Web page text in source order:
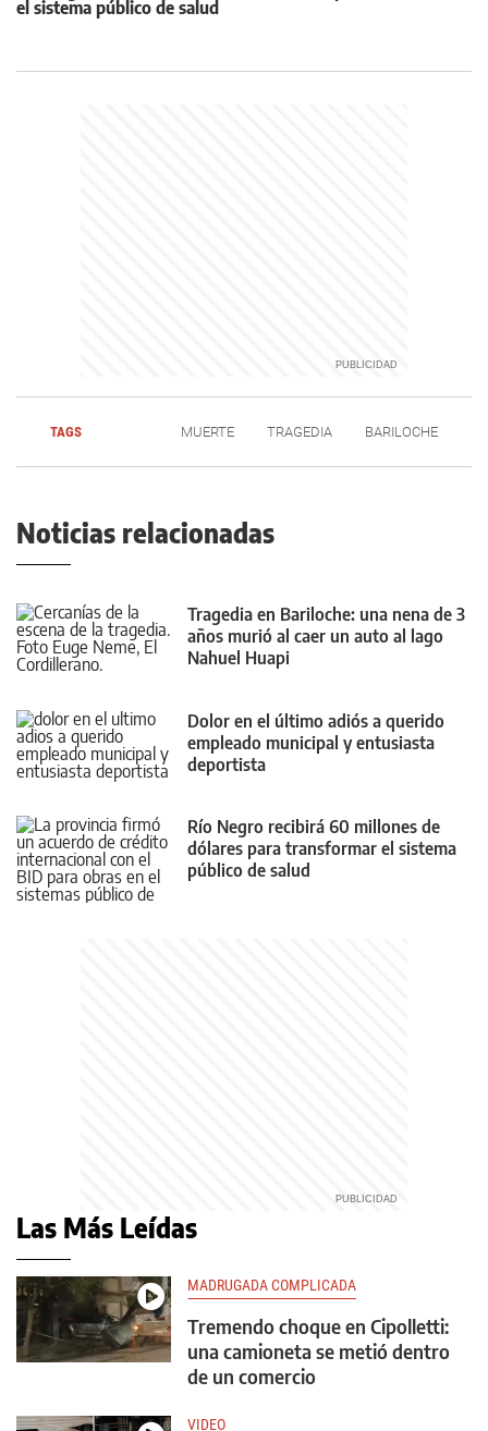
el sistema público de salud
TAGS MUERTE TRAGEDIA BARILOCHE
Noticias relacionadas
Tragedia en Bariloche: una nena de 3
años murió al caer un auto al lago
Nahuel Huapi
Dolor en el último adiós a querido
empleado municipal y entusiasta
deportista
Río Negro recibirá 60 millones de
dólares para transformar el sistema
público de salud
Las Más Leídas
MADRUGADA COMPLICADA
Tremendo choque en Cipolletti:
una camioneta se metió dentro
de un comercio
VIDEO